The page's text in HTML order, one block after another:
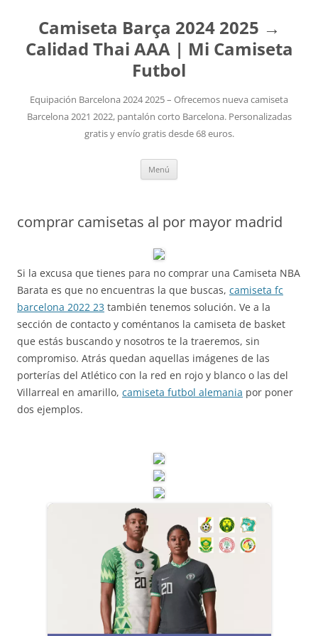
Camiseta Barça 2024 2025 →
Calidad Thai AAA | Mi Camiseta
Futbol
Equipación Barcelona 2024 2025 – Ofrecemos nueva camiseta
Barcelona 2021 2022, pantalón corto Barcelona. Personalizadas
gratis y envío gratis desde 68 euros.
Menú
comprar camisetas al por mayor madrid
Si la excusa que tienes para no comprar una Camiseta NBA
Barata es que no encuentras la que buscas, camiseta fc
barcelona 2022 23 también tenemos solución. Ve a la
sección de contacto y coméntanos la camiseta de basket
que estás buscando y nosotros te la traeremos, sin
compromiso. Atrás quedan aquellas imágenes de las
porterías del Atlético con la red en rojo y blanco o las del
Villarreal en amarillo, camiseta futbol alemania por poner
dos ejemplos.